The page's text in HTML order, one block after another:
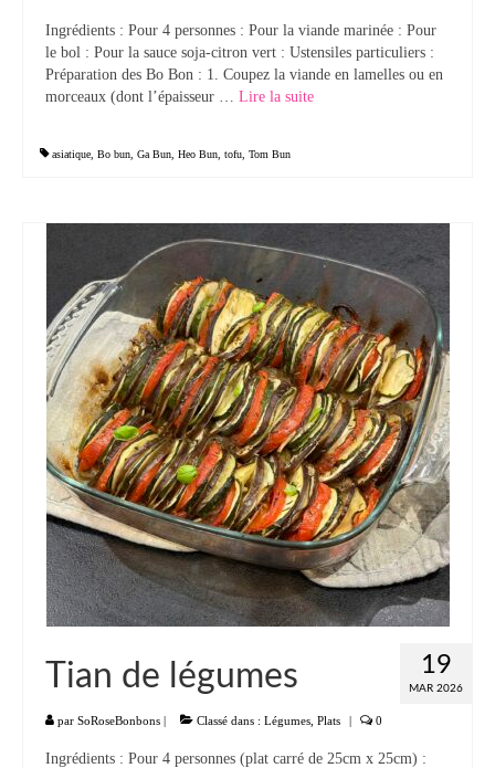
Cocktails
A propos
Accueil
Ingrédients : Pour 4 personnes : Pour la viande marinée : Pour
le bol : Pour la sauce soja-citron vert : Ustensiles particuliers :
Préparation des Bo Bon : 1. Coupez la viande en lamelles ou en
morceaux (dont l’épaisseur … Lire la suite­­
asiatique Bo bun Ga Bun Heo Bun tofu Tom Bun
19
MAR 2026
Tian de légumes
par SoRoseBonbons | Classé dans : Légumes Plats | 0
Ingrédients : Pour 4 personnes (plat carré de 25cm x 25cm) :